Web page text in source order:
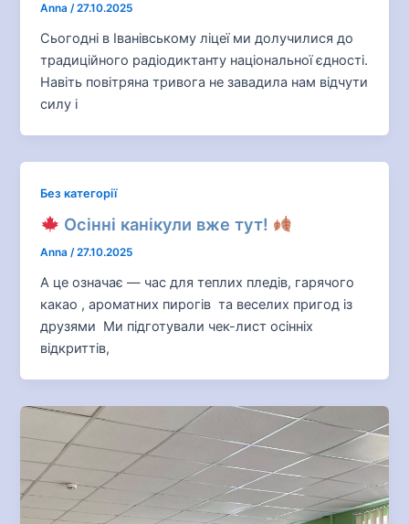
Anna/27.10.2025
Сьогодні в Іванівському ліцеї ми долучилися до
традиційного радіодиктанту національної єдності.
Навіть повітряна тривога не завадила нам відчути
силу і
Без категорії
Осінні канікули вже тут!
Anna/27.10.2025
А це означає — час для теплих пледів, гарячого
какао , ароматних пирогів та веселих пригод із
друзями Ми підготували чек-лист осінніх
відкриттів,